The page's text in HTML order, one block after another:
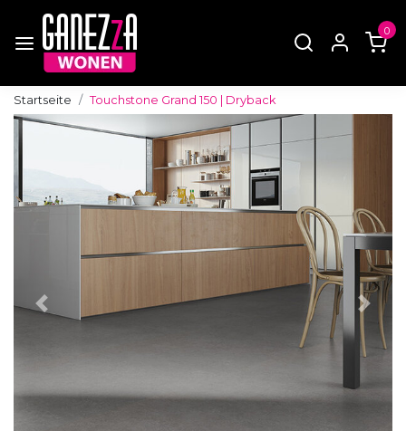
0
Startseite Touchstone Grand 150 | Dryback
Zurück